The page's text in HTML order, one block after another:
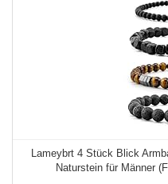
Lameybrt 4 Stück Blick
Naturstein für Männer